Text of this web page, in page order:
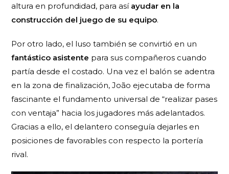
altura en profundidad, para así ayudar en la
construcción del juego de su equipo.
Por otro lado, el luso también se convirtió en un
fantástico asistente para sus compañeros cuando
partía desde el costado. Una vez el balón se adentra
en la zona de finalización, João ejecutaba de forma
fascinante el fundamento universal de “realizar pases
con ventaja” hacia los jugadores más adelantados.
Gracias a ello, el delantero conseguía dejarles en
posiciones de favorables con respecto la portería
rival.